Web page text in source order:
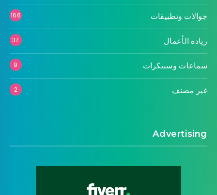
جوالات وتطبيقات 166
ريادة الأعمال 37
سماعات وسبيكرات 9
غير مصنف 2
Advertising